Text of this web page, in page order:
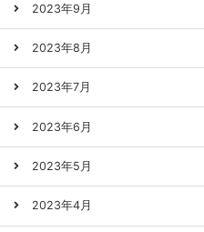
2023年9月
2023年8月
2023年7月
2023年6月
2023年5月
2023年4月